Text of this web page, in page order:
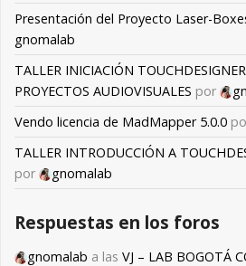
Presentación del Proyecto Laser-
gnomalab
TALLER INICIACIÓN
PROYECTOS AUDIOVISUALES por
Vendo licencia de MadMapper 5.0.0
TALLER INTRODUCCIÓN A
por
gnomalab
Respuestas en los foros
gnomalab a las VJ – LAB BOGOTÁ